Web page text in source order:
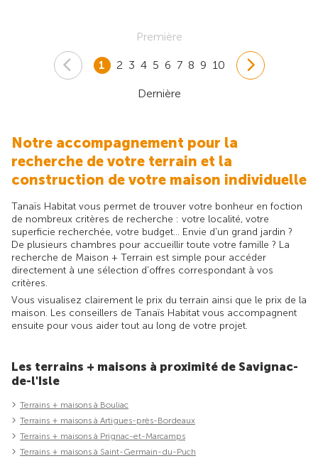
Première
1 2 3 4 5 6 7 8 9 10
Dernière
Notre accompagnement pour la
recherche de votre terrain et la
construction de votre maison individuelle
Tanaïs Habitat vous permet de trouver votre bonheur en foction
de nombreux critères de recherche : votre localité, votre
superficie recherchée, votre budget... Envie d'un grand jardin ?
De plusieurs chambres pour accueillir toute votre famille ? La
recherche de Maison + Terrain est simple pour accéder
directement à une sélection d'offres correspondant à vos
critères.
Vous visualisez clairement le prix du terrain ainsi que le prix de la
maison. Les conseillers de Tanaïs Habitat vous accompagnent
ensuite pour vous aider tout au long de votre projet.
Les terrains + maisons à proximité de Savignac-
de-l'Isle
Terrains + maisons à Bouliac
Terrains + maisons à Artigues-près-Bordeaux
Terrains + maisons à Prignac-et-Marcamps
Terrains + maisons à Saint-Germain-du-Puch